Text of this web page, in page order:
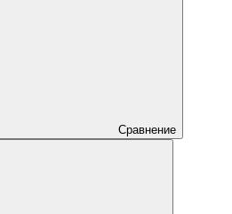
Сравнение